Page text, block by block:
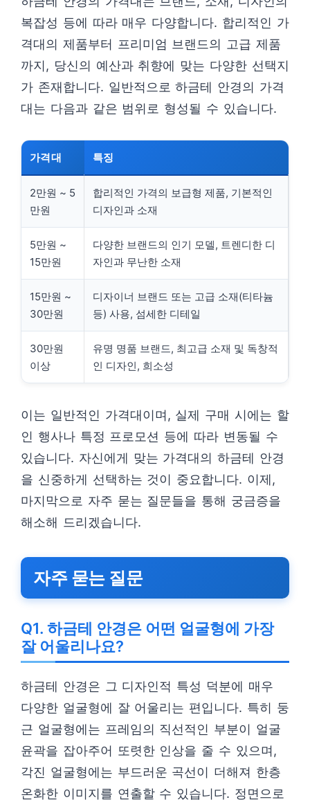
복잡성 등에 따라 매우 다양합니다. 합리적인 가
격대의 제품부터 프리미엄 브랜드의 고급 제품
까지, 당신의 예산과 취향에 맞는 다양한 선택지
가 존재합니다. 일반적으로 하금테 안경의 가격
대는 다음과 같은 범위로 형성될 수 있습니다.
가격대 특징
2만원 ~ 5
만원
합리적인 가격의 보급형 제품, 기본적인
디자인과 소재
5만원 ~
15만원
다양한 브랜드의 인기 모델, 트렌디한 디
자인과 무난한 소재
15만원 ~
30만원
디자이너 브랜드 또는 고급 소재(티타늄
등) 사용, 섬세한 디테일
30만원
이상
유명 명품 브랜드, 최고급 소재 및 독창적
인 디자인, 희소성
이는 일반적인 가격대이며, 실제 구매 시에는 할
인 행사나 특정 프로모션 등에 따라 변동될 수
있습니다. 자신에게 맞는 가격대의 하금테 안경
을 신중하게 선택하는 것이 중요합니다. 이제,
마지막으로 자주 묻는 질문들을 통해 궁금증을
해소해 드리겠습니다.
자주 묻는 질문
Q1. 하금테 안경은 어떤 얼굴형에 가장
잘 어울리나요?
하금테 안경은 그 디자인적 특성 덕분에 매우
다양한 얼굴형에 잘 어울리는 편입니다. 특히 둥
근 얼굴형에는 프레임의 직선적인 부분이 얼굴
윤곽을 잡아주어 또렷한 인상을 줄 수 있으며,
각진 얼굴형에는 부드러운 곡선이 더해져 한층
온화한 이미지를 연출할 수 있습니다. 정면으로